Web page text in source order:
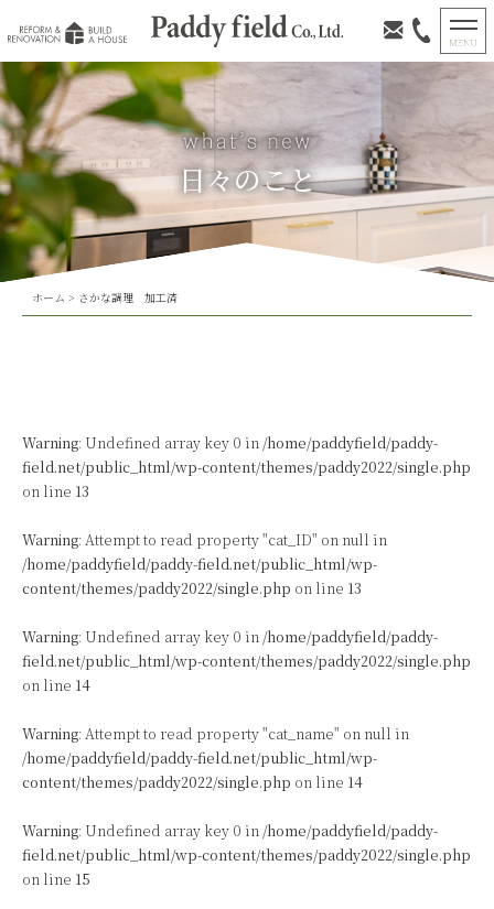
日々のこと
ホーム > さかな調理 加工済
Warning: Undefined array key 0 in /home/paddyfield/paddy-
field.net/public_html/wp-content/themes/paddy2022/single.php
on line 13
Warning: Attempt to read property "cat_ID" on null in
/home/paddyfield/paddy-field.net/public_html/wp-
content/themes/paddy2022/single.php on line 13
Warning: Undefined array key 0 in /home/paddyfield/paddy-
field.net/public_html/wp-content/themes/paddy2022/single.php
on line 14
Warning: Attempt to read property "cat_name" on null in
/home/paddyfield/paddy-field.net/public_html/wp-
content/themes/paddy2022/single.php on line 14
Warning: Undefined array key 0 in /home/paddyfield/paddy-
field.net/public_html/wp-content/themes/paddy2022/single.php
on line 15